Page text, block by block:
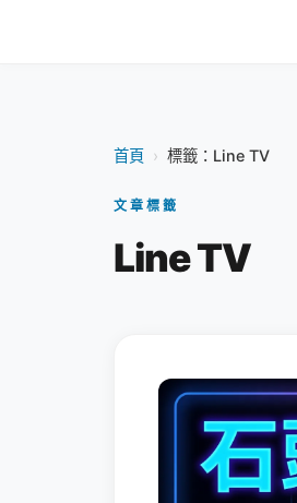
首頁 › 標籤：Line TV
文章標籤
Line TV